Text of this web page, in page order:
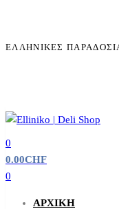
ΕΛΛΗΝΙΚΈΣ
0
0.00CHF
0
ΑΡΧΙΚΉ